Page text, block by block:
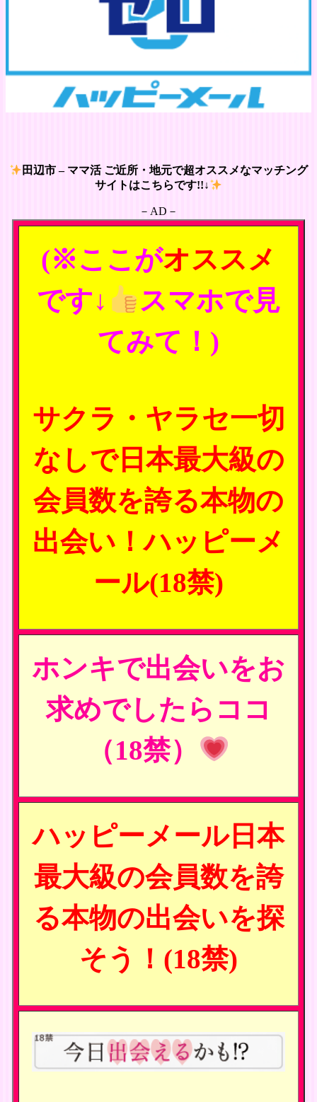
田辺市 – ママ活 ご近所・地元で超オススメなマッチング
サイトはこちらです!!↓
－AD－
(※ここがオススメ
です↓
スマホで見
てみて！)
サクラ・ヤラセ一切
なしで日本最大級の
会員数を誇る本物の
出会い！ハッピーメ
ール(18禁)
ホンキで出会いをお
求めでしたらココ
（18禁）
ハッピーメール日本
最大級の会員数を誇
る本物の出会いを探
そう！(18禁)